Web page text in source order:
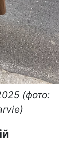
(фото: